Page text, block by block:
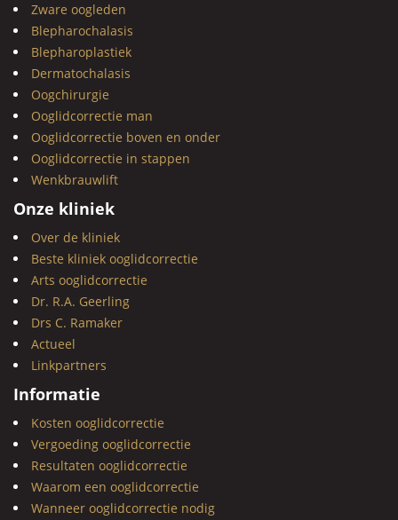
Zware oogleden
Blepharochalasis
Blepharoplastiek
Dermatochalasis
Oogchirurgie
Ooglidcorrectie man
Ooglidcorrectie boven en onder
Ooglidcorrectie in stappen
Wenkbrauwlift
Onze kliniek
Over de kliniek
Beste kliniek ooglidcorrectie
Arts ooglidcorrectie
Dr. R.A. Geerling
Drs C. Ramaker
Actueel
Linkpartners
Informatie
Kosten ooglidcorrectie
Vergoeding ooglidcorrectie
Resultaten ooglidcorrectie
Waarom een ooglidcorrectie
Wanneer ooglidcorrectie nodig